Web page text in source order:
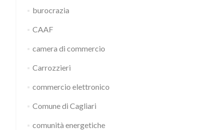
burocrazia
CAAF
camera di commercio
Carrozzieri
commercio elettronico
Comune di Cagliari
comunità energetiche